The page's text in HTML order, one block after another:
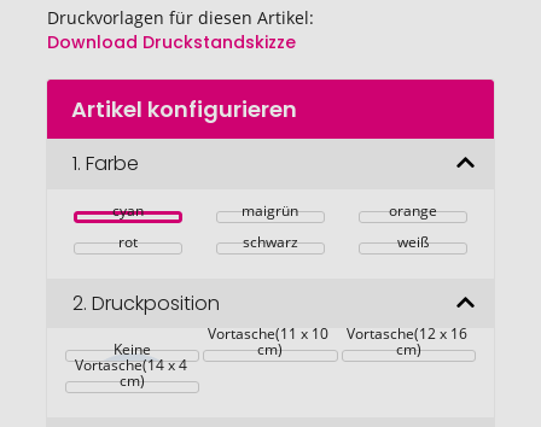
Druckvorlagen für diesen Artikel:
Download Druckstandskizze
Zum
Anfang
Bildgalerie
Artikel konfigurieren
1. Farbe
cyan maigrün
orange
rot
schwarz weiß
2. Druckposition
Keine
Vortasche(11 x 10
cm)
Vortasche(12 x 16
cm)
oberhalb der
Vortasche(14 x 4
cm)